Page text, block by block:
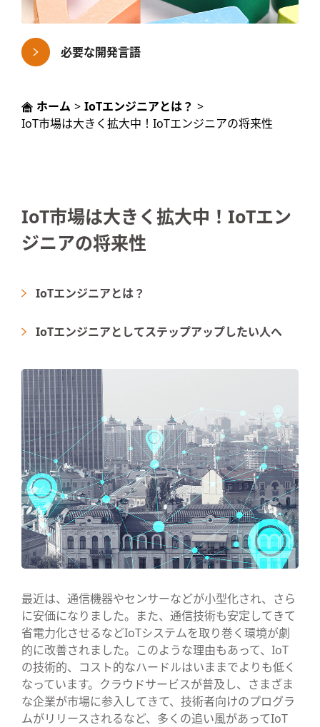
必要な開発言語
ホーム > IoTエンジニアとは？ >
IoT市場は大きく拡大中！IoTエンジニアの将来性
IoT市場は大きく拡大中！IoTエン
ジニアの将来性
IoTエンジニアとは？
IoTエンジニアとしてステップアップしたい人へ
最近は、通信機器やセンサーなどが小型化され、さら
に安価になりました。また、通信技術も安定してきて
省電力化させるなどIoTシステムを取り巻く環境が劇
的に改善されました。このような理由もあって、IoT
の技術的、コスト的なハードルはいままでよりも低く
なっています。クラウドサービスが普及し、さまざま
な企業が市場に参入してきて、技術者向けのプログラ
ムがリリースされるなど、多くの追い風があってIoT